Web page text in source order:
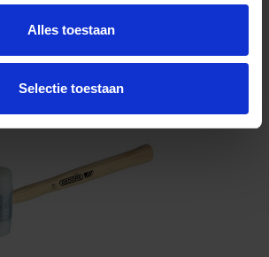
Alles toestaan
Selectie toestaan